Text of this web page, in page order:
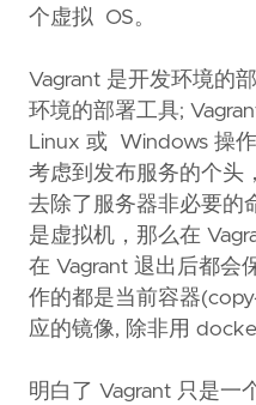
个虚拟 OS。
Vagrant 是开发环境的
环境的部署工具;
Linux 或 Windows 操
考虑到发布服务的个头
去除了服务器非必要的
是虚拟机，那么在
在 Vagrant 退出后都会
作的都是当前容器
应的镜像, 除非用
明白了 Vagrant 只是一